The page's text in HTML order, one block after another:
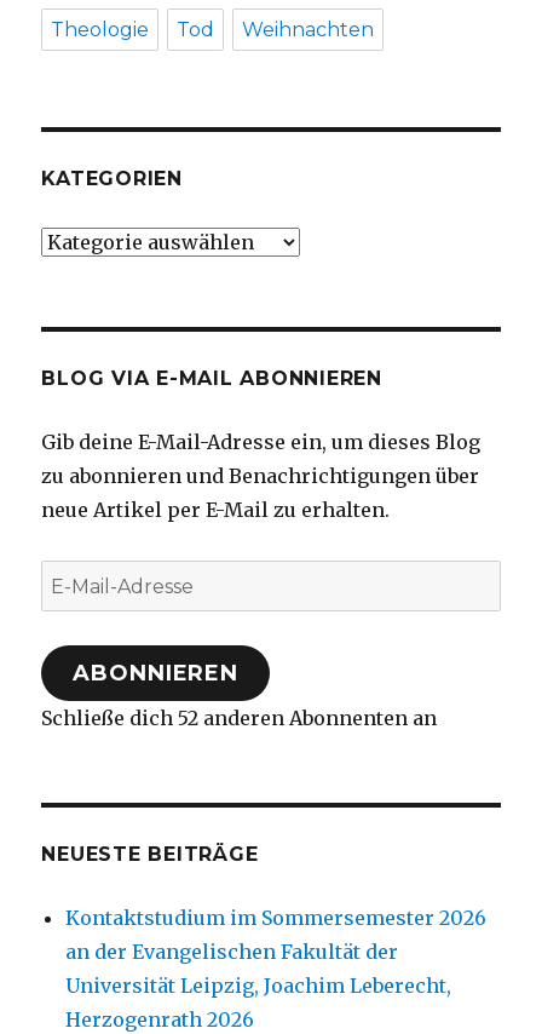
Theologie Tod Weihnachten
KATEGORIEN
Kategorien
BLOG VIA E-MAIL ABONNIEREN
Gib deine E-Mail-Adresse ein, um dieses Blog
zu abonnieren und Benachrichtigungen über
neue Artikel per E-Mail zu erhalten.
E-
Mail-
Adresse
ABONNIEREN
Schließe dich 52 anderen Abonnenten an
NEUESTE BEITRÄGE
Kontaktstudium im Sommersemester 2026
an der Evangelischen Fakultät der
Universität Leipzig, Joachim Leberecht,
Herzogenrath 2026